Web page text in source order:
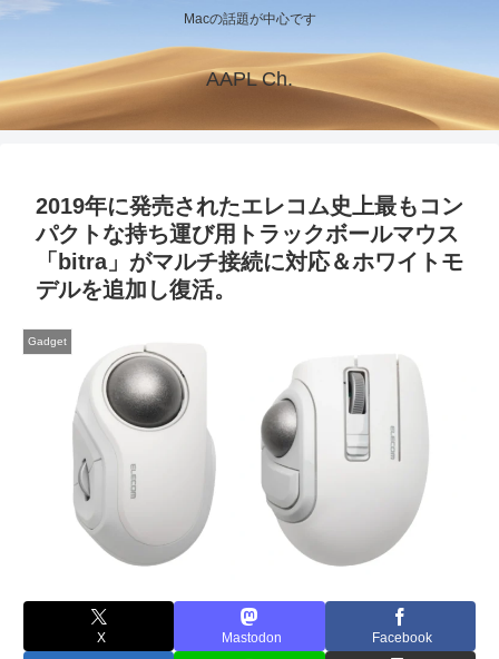
Macの話題が中心です
AAPL Ch.
2019年に発売されたエレコム史上最もコン
パクトな持ち運び用トラックボールマウス
「bitra」がマルチ接続に対応＆ホワイトモ
デルを追加し復活。
Gadget
X Mastodon Facebook